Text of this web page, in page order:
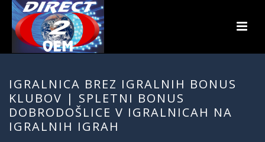
IGRALNICA BREZ IGRALNIH BONUS
KLUBOV | SPLETNI BONUS
DOBRODOŠLICE V IGRALNICAH NA
IGRALNIH IGRAH